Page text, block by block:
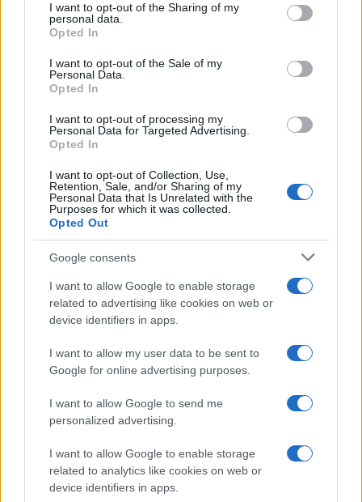
not limited to your visit or usage behaviour. You may click to
grant or deny consent to Google and its third-party tags to
use your data for below specified purposes in below Google
consent section.
I want to opt-out of the Sharing of my
personal data.
Opted In
I want to opt-out of the Sale of my
Personal Data.
Opted In
I want to opt-out of processing my
Personal Data for Targeted Advertising.
Opted In
I want to opt-out of Collection, Use,
Retention, Sale, and/or Sharing of my
Personal Data that Is Unrelated with the
Purposes for which it was collected.
Opted Out
Google consents
I want to allow Google to enable storage
related to advertising like cookies on web or
device identifiers in apps.
I want to allow my user data to be sent to
Google for online advertising purposes.
I want to allow Google to send me
personalized advertising.
I want to allow Google to enable storage
related to analytics like cookies on web or
device identifiers in apps.
Come migliorare il rovescio nel padel e trasformare
la difesa in attacco
Francesca Lombardi · 7 Ago 2026
Europei degli sport acquatici, ciclismo e tennis: il
palinsesto sportivo del 3 agosto
2 Lara Gut: stipendio e patrimonio della sciatrice
Linci Rugby Club Milano: la storia di un gruppo di
atlete che ha scelto l’autogestione
A quanto ammonta il patrimonio di Federica
Dai Knicks ai campionati di tennis: le scommesse che